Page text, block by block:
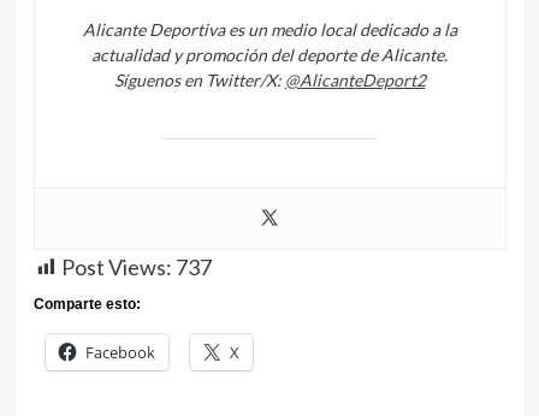
Alicante Deportiva es un medio local dedicado a la
actualidad y promoción del deporte de Alicante.
Síguenos en Twitter/X: @AlicanteDeport2
Post Views: 737
Comparte esto:
Facebook X